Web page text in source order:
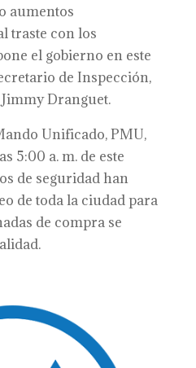
aumentos
traste con los
el gobierno en este
de Inspección,
Dranguet.
Unificado, PMU,
5:00 a. m. de este
de seguridad han
de toda la ciudad para
de compra se